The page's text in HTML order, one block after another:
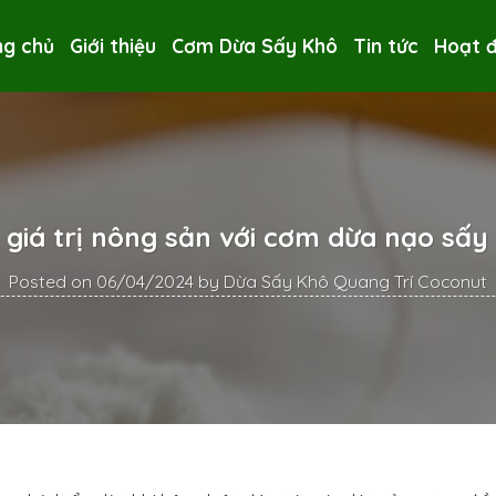
chủ Giới thiệu Cơm Dừa Sấy Khô Tin tức Hoạt
trị nông sản với cơm dừa nạo
Posted on 06/04/2024 by Dừa Sấy Khô Quang Trí Coconut